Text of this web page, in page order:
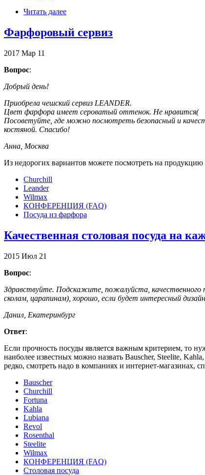
Читать далее
Фарфоровый сервиз
2017 Мар 11
Вопрос:
Добрый день!
Приобрела чешский сервиз LEANDER.
Цвет фарфора имеет сероватый оттенок. Не нравится(
Посоветуйте, где можно посмотреть безопасный и
костяной. Спасибо!
Анна, Москва
Из недорогих вариантов можете посмотреть на
Churchill
Leander
Wilmax
КОНФЕРЕНЦИЯ (FAQ)
Посуда из фарфора
Качественная столовая посуда на
2015 Июл 21
Вопрос:
Здравствуйте. Подскажите, пожалуйста, качественного
сколам, царапинам), хорошо, если будет интересный
Данил, Екатеринбург
Ответ:
Если прочность посуды является важным критерием, то
наиболее известных можно назвать Bauscher, Steelite,
редко, смотреть надо в компаниях и интернет-магазинах,
Bauscher
Churchill
Fortuna
Kahla
Lubiana
Revol
Rosenthal
Steelite
Wilmax
КОНФЕРЕНЦИЯ (FAQ)
Столовая посуда